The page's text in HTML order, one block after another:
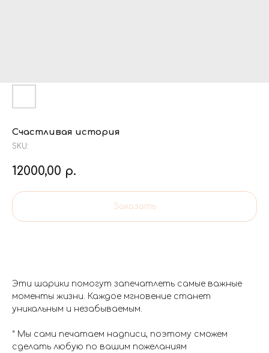
Счастливая история
SKU:
12000,00 р.
Заказать
Эти шарики помогут запечатлеть самые важные
моменты жизни. Каждое мгновение станет
уникальным и незабываемым.
* Мы сами печатаем надписи, поэтому сможем
сделать любую по вашим пожеланиям